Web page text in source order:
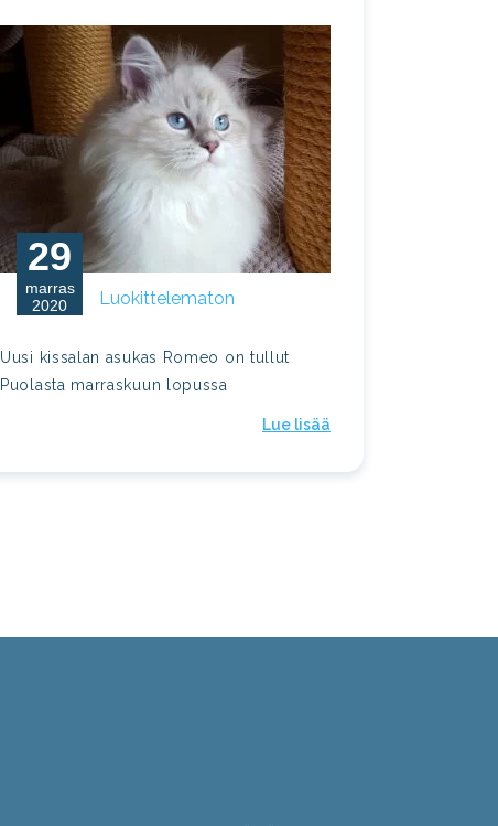
29
marras
2020
Luokittelematon
Uusi kissalan asukas Romeo on tullut
Puolasta marraskuun lopussa
Lue lisää